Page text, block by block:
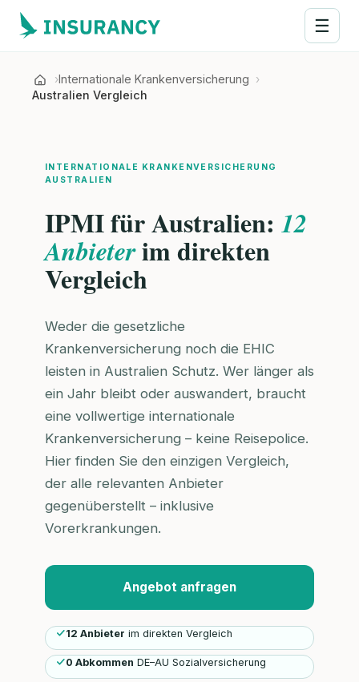
☰
Internationale Krankenversicherung
Australien Vergleich
INTERNATIONALE KRANKENVERSICHERUNG
AUSTRALIEN
IPMI für Australien: 12
Anbieterim direkten
Vergleich
Weder die gesetzliche
Krankenversicherung noch die EHIC
leisten in Australien Schutz. Wer länger als
ein Jahr bleibt oder auswandert, braucht
eine vollwertige internationale
Krankenversicherung – keine Reisepolice.
Hier finden Sie den einzigen Vergleich,
der alle relevanten Anbieter
gegenüberstellt – inklusive
Vorerkrankungen.
Angebot anfragen
12 Anbieter im direkten Vergleich
0 Abkommen DE–AU Sozialversicherung